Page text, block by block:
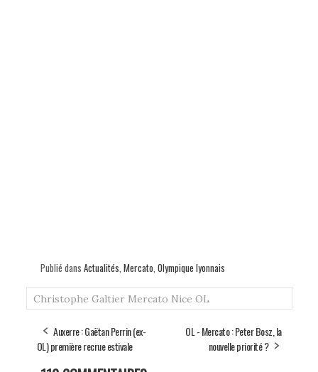
Publié dans Actualités Mercato Olympique lyonnais
Christophe Galtier Mercato Nice OL
Auxerre : Gaëtan Perrin (ex-
OL) première recrue estivale
OL - Mercato : Peter Bosz, la
nouvelle priorité ?